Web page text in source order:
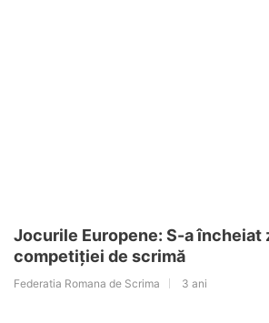
Jocurile Europene: S-a încheiat
competiției de scrimă
Federatia Romana de Scrima 3 ani